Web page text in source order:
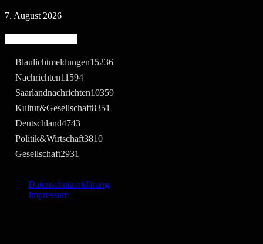
7. August 2026
Blaulichtmeldungen15236
Nachrichten11594
Saarlandnachrichten10359
Kultur&Gesellschaft8351
Deutschland4743
Politik&Wirtschaft3810
Gesellschaft2931
Datenschutzerklärung
Impressum